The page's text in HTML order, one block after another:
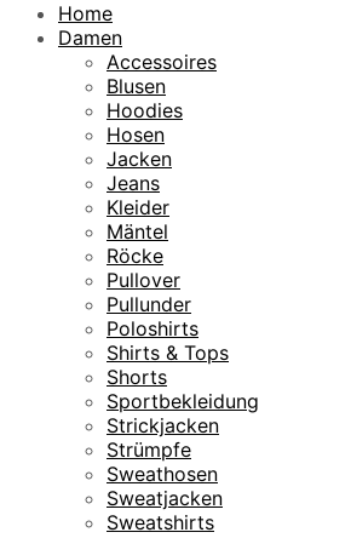
Home
Damen
Accessoires
Blusen
Hoodies
Hosen
Jacken
Jeans
Kleider
Mäntel
Röcke
Pullover
Pullunder
Poloshirts
Shirts & Tops
Shorts
Sportbekleidung
Strickjacken
Strümpfe
Sweathosen
Sweatjacken
Sweatshirts